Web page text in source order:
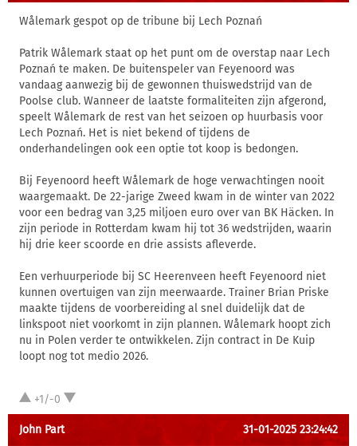
Wålemark gespot op de tribune bij Lech Poznań
Patrik Wålemark staat op het punt om de overstap naar Lech
Poznań te maken. De buitenspeler van Feyenoord was
vandaag aanwezig bij de gewonnen thuiswedstrijd van de
Poolse club. Wanneer de laatste formaliteiten zijn afgerond,
speelt Wålemark de rest van het seizoen op huurbasis voor
Lech Poznań. Het is niet bekend of tijdens de
onderhandelingen ook een optie tot koop is bedongen.
Bij Feyenoord heeft Wålemark de hoge verwachtingen nooit
waargemaakt. De 22-jarige Zweed kwam in de winter van 2022
voor een bedrag van 3,25 miljoen euro over van BK Häcken. In
zijn periode in Rotterdam kwam hij tot 36 wedstrijden, waarin
hij drie keer scoorde en drie assists afleverde.
Een verhuurperiode bij SC Heerenveen heeft Feyenoord niet
kunnen overtuigen van zijn meerwaarde. Trainer Brian Priske
maakte tijdens de voorbereiding al snel duidelijk dat de
linkspoot niet voorkomt in zijn plannen. Wålemark hoopt zich
nu in Polen verder te ontwikkelen. Zijn contract in De Kuip
loopt nog tot medio 2026.
+1/-0
John Part 31-01-2025 23:24:42